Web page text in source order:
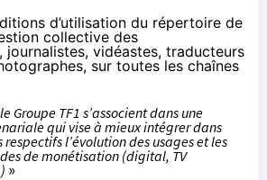
d’utilisation du répertoire de
collective des
journalistes, vidéastes, traducteurs
sur toutes les chaînes
Groupe TF1 s’associent dans une
qui vise à mieux intégrer dans
l’évolution des usages et les
de monétisation (digital, TV
»